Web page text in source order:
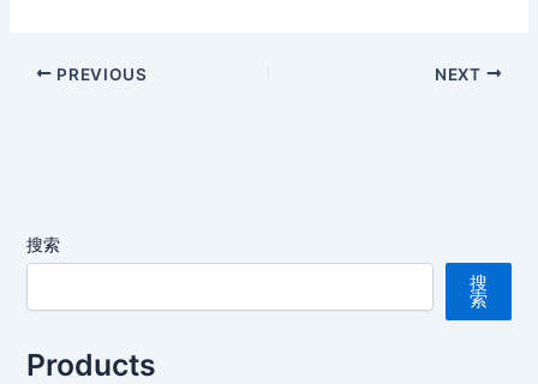
PREVIOUS NEXT
搜索
搜
索
Products